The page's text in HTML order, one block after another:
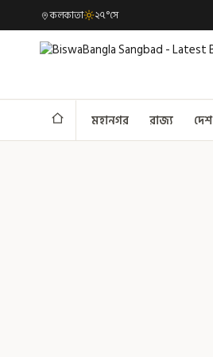
কলকাতা ২৭°সে
মহানগর রাজ্য দেশ